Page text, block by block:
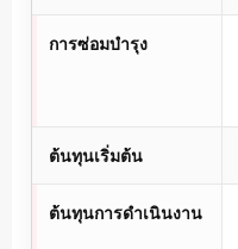
การซ่อมบำรุง
ต้นทุนเริ่มต้น
ต้นทุนการดำเนินงาน